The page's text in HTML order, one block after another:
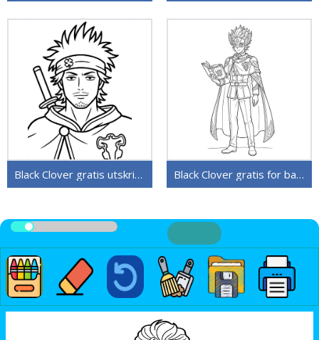
Black Clover gratis utskriftbar Black Clover gratis for barn